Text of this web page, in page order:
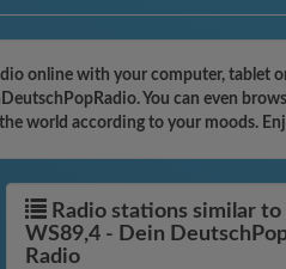
online with your computer, tablet
You can even
world according to your moods.
Radio stations similar to
WS89,4 - Dein
Radio